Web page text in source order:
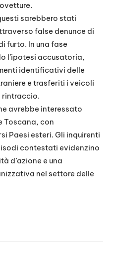
sarebbero stati
false denunce di
furto. In una fase
l’ipotesi accusatoria,
identificativi delle
e trasferiti i veicoli
rintraccio.
avrebbe interessato
Toscana, con
Paesi esteri. Gli inquirenti
contestati evidenzino
d’azione e una
nel settore delle